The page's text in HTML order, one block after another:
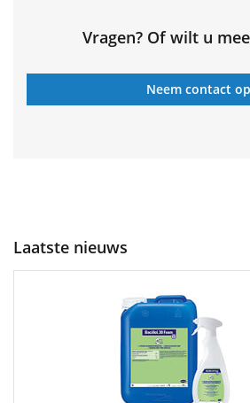
Vragen? Of wilt u
Neem contact op
Laatste nieuws